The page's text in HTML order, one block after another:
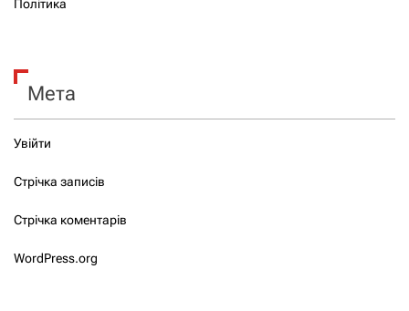
Політика
Мета
Увійти
Стрічка записів
Стрічка коментарів
WordPress.org